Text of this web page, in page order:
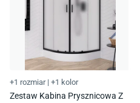
+1 rozmiar | +1 kolor
Zestaw Kabina Prysznicowa Z